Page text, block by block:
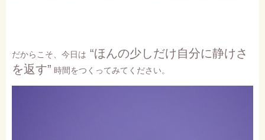
だからこそ、今日は “ほんの少しだけ自分に静けさ
を返す” 時間をつくってみてください。